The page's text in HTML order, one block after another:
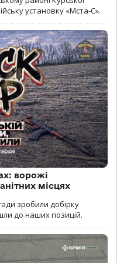
установку «Мста-С».
ворожі
місцях
зробили добірку
до наших позицій.